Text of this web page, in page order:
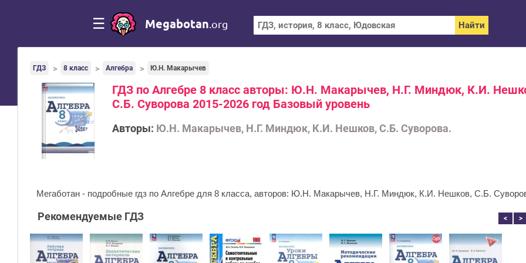
☰ Megabotan .org
ГДЗ 8 класс Алгебра Ю.Н. Макарычев
ГДЗ по Алгебре 8 класс авторы: Ю.Н. Макарычев, Н.Г. Миндюк, К.И.
С.Б. Суворова 2015-2026 год Базовый уровень
Авторы: Ю.Н. Макарычев, Н.Г. Миндюк, К.И. Нешков, С.Б. Суворова.
Мегаботан - подробные гдз по Алгебре для 8 класса, авторов: Ю.Н. Макарычев, Н.Г. Миндюк, К.И. Нешков, С.Б.
Рекомендуемые ГДЗ < >